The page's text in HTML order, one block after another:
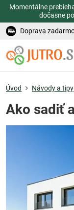
Momentálne
dočasne
Doprava
Úvod Návody a tipy
Ako sadiť